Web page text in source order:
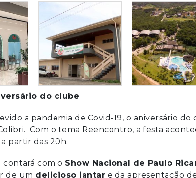
do clube
a pandemia de Covid-19, o aniversário
Com o tema Reencontro, a festa
partir das 20h.
contará com o Show Nacional de Paulo
de um delicioso jantar e da apresentação de